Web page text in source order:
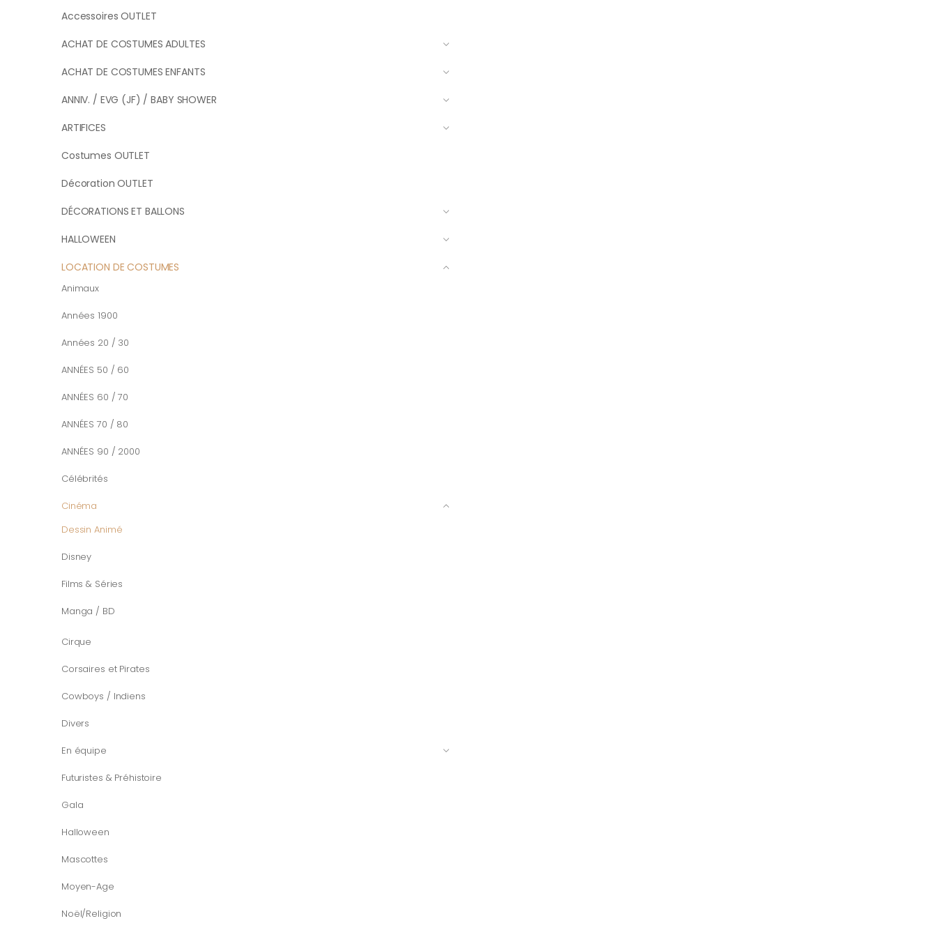
Accessoires OUTLET
ACHAT DE COSTUMES ADULTES
ACHAT DE COSTUMES ENFANTS
ANNIV. / EVG (JF) / BABY SHOWER
ARTIFICES
Costumes OUTLET
Décoration OUTLET
DÉCORATIONS ET BALLONS
HALLOWEEN
LOCATION DE COSTUMES
Animaux
Années 1900
Années 20 / 30
ANNÉES 50 / 60
ANNÉES 60 / 70
ANNÉES 70 / 80
ANNÉES 90 / 2000
Célébrités
Cinéma
Dessin Animé
Disney
Films & Séries
Manga / BD
Cirque
Corsaires et Pirates
Cowboys / Indiens
Divers
En équipe
Futuristes & Préhistoire
Gala
Halloween
Mascottes
Moyen-Age
Noël/Religion